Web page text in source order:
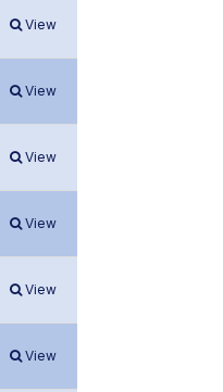
View
View
View
View
View
View